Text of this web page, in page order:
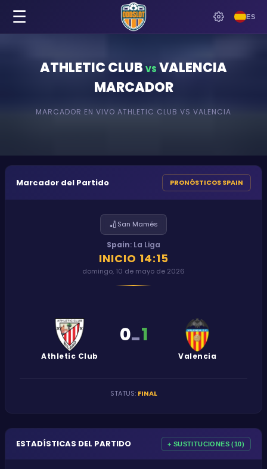
ES
☰
ATHLETIC CLUB VS VALENCIA
MARCADOR
MARCADOR EN VIVO ATHLETIC CLUB VS VALENCIA
Marcador del Partido PRONÓSTICOS SPAIN
🏏San Mamés
Spain: La Liga
INICIO 14:15
domingo, 10 de mayo de 2026
Athletic Club
0-1
Valencia
STATUS: FINAL
ESTADÍSTICAS DEL PARTIDO + SUSTITUCIONES (10)